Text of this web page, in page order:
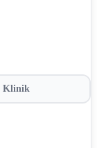
Klinik